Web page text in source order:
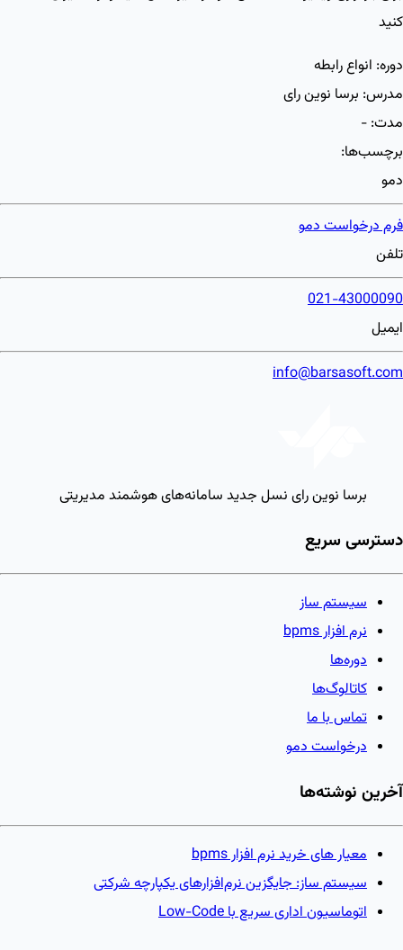
کنید
دوره: انواع رابطه
مدرس: برسا نوین رای
مدت: -
برچسب‌ها:
دمو
فرم درخواست دمو
تلفن
021-43000090
ایمیل
info@barsasoft.com
برسا نوین رای نسل جدید سامانه‌های هوشمند مدیریتی
دسترسی سریع
سیستم ساز
نرم افزار bpms
دوره‌ها
کاتالوگ‌ها
تماس با ما
درخواست دمو
آخرین نوشته‌ها
معیار های خرید نرم افزار bpms
سیستم ساز: جایگزین نرم‌افزارهای یکپارچه شرکتی
اتوماسیون اداری سریع با Low-Code